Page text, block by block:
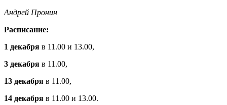
Андрей Пронин
Расписание:
1 декабря в 11.00 и 13.00,
3 декабря в 11.00,
13 декабря в 11.00,
14 декабря в 11.00 и 13.00.